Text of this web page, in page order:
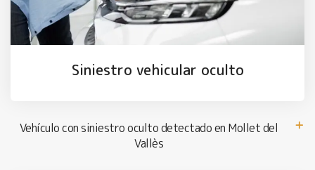
Siniestro vehicular oculto
Vehículo con siniestro oculto detectado en Mollet del
Vallès